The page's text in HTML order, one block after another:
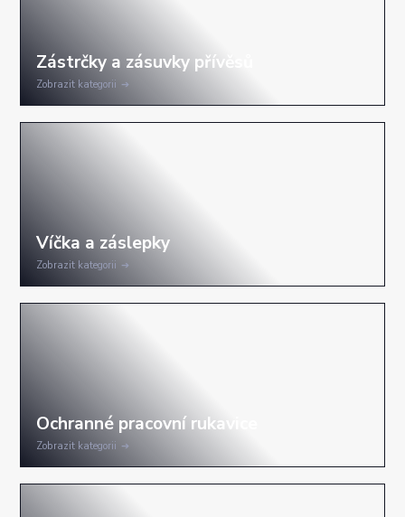
Zobrazit kategorii
Zobrazit kategorii
Zobrazit kategorii